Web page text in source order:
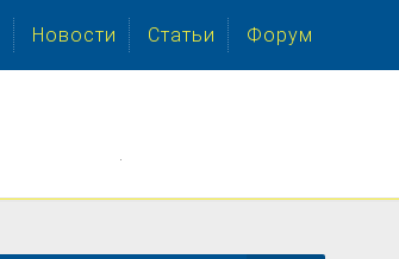
Новости Статьи Форум
.